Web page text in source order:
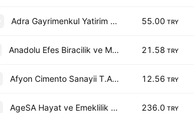
Adra Gayrimenkul Yatirim Ortakligi A.S. 55.00 TRY
Anadolu Efes Biracilik ve Malt Sanayii A.S. 21.58 TRY
Afyon Cimento Sanayii T.A.S. 12.56 TRY
AgeSA Hayat ve Emeklilik A.S. 236.0 TRY